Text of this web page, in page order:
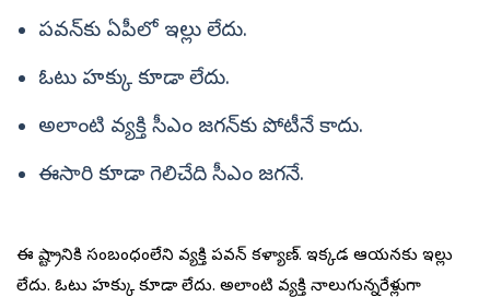
పవన్‌కు ఏపీలో ఇల్లు లేదు.
ఓటు హక్కు కూడా లేదు.
అలాంటి వ్యక్తి సీఎం జగన్‌కు పోటీనే కాదు.
ఈసారి కూడా గెలిచేది సీఎం జగనే.
ఈ రాష్ట్రానికి సంబంధంలేని వ్యక్తి పవన్ కళ్యాణ్. ఇక్కడ ఆయనకు ఇల్లు
లేదు. ఓటు హక్కు కూడా లేదు. అలాంటి వ్యక్తి నాలుగున్నరేళ్లుగా